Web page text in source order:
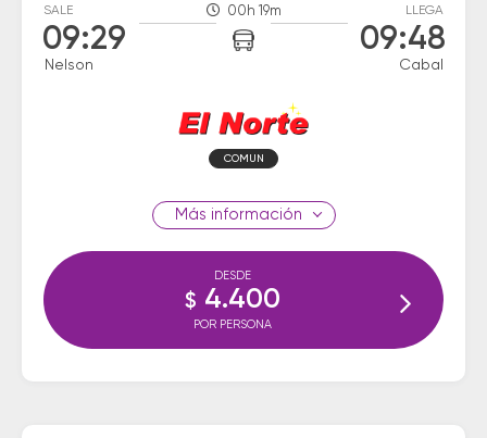
SALE
09:29
Nelson
00h 19m LLEGA
09:48
Cabal
COMUN
información
DESDE
$ 4.400
POR PERSONA